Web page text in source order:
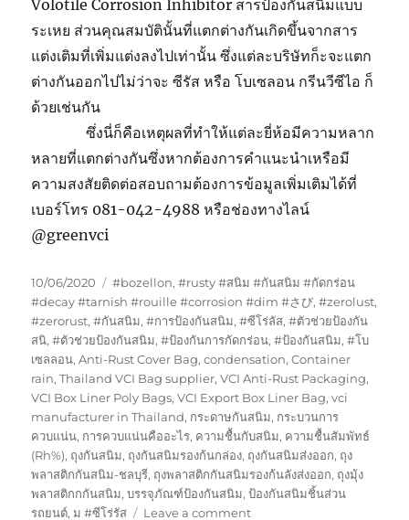
Volotile Corrosion Inhibitor สารป้องกันสนิมแบบ
ระเหย ส่วนคุณสมบัตินั้นที่แตกต่างกันเกิดขึ้นจากสาร
แต่งเติมที่เพิ่มแต่งลงไปเท่านั้น ซึ่งแต่ละบริษัทก็ะจะแตก
ต่างกันออกไปไม่ว่าจะ ซีรัส หรือ โบเซลอน กรีนวีซีไอ ก็
ด้วยเช่นกัน
ซึ่งนี่ก็คือเหตุผลที่ทำให้แต่ละยี่ห้อมีความหลาก
หลายที่แตกต่างกันซึ่งหากต้องการคำแนะนำเหรือมี
ความสงสัยติดต่อสอบถามต้องการข้อมูลเพิ่มเติมได้ที่
เบอร์โทร 081-042-4988 หรือช่องทางไลน์
@greenvci
Posted
on
10/06/2020 Tags
#bozellon,#rusty #สนิม #กันสนิม #กัดกร่อน
#decay #tarnish #rouille #corrosion #dim #さび,#zerolust,
#zerorust,#กันสนิม,#การป้องกันสนิม,#ซีโร่ลัส,#ตัวช่วยป้องกัน
สนิ,#ตัวช่วยป้องกันสนิม,#ป้องกันการกัดกร่อน,#ป้องกันสนิม,#โบ
เซลลอน,Anti-Rust Cover Bag,condensation,Container
rain,Thailand VCI Bag supplier,VCI Anti-Rust Packaging,
VCI Box Liner Poly Bags,VCI Export Box Liner Bag,vci
manufacturer in Thailand, กระดาษกันสนิม, กระบวนการ
ควบแน่น, การควบแน่นคืออะไร, ความชื้นกับสนิม, ความชื้นสัมพัทธ์
(Rh%), ถุงกันสนิม, ถุงกันสนิมรองก้นกล่อง, ถุงกันสนิมส่งออก, ถุง
พลาสติกกันสนิม-ชลบุรี, ถุงพลาสติกกันสนิมรองก้นลังส่งออก, ถุงมุ้ง
พลาสติกกกันสนิม,บรรจุภัณฑ์ป้องกันสนิม,ป้องกันสนิมชิ้นส่วน
รถยนต์,ม #ซีโร่รัส Leave a commenton